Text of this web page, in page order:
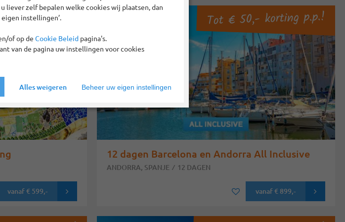
vanaf€ 599,-
12 dagen Barcelona en Andorra All Inclusive
ANDORRA, SPANJE 12 DAGEN
Tot € 50,- korting p.p.!
vanaf€ 899,-
liever zelf bepalen welke cookies wij plaatsen, dan
eigen instellingen’.
of op de Cookie Beleid pagina's.
van de pagina uw instellingen voor cookies
Beheer uw eigen instellingen
Alles weigeren